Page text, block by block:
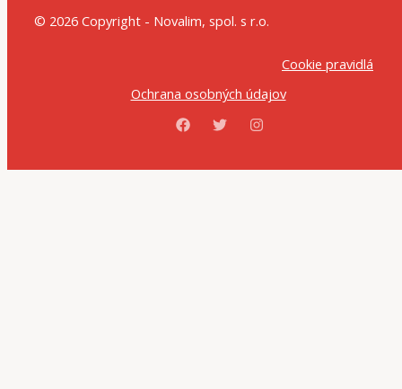
© 2026 Copyright - Novalim, spol. s r.o.
Cookie pravidlá
Ochrana osobných údajov